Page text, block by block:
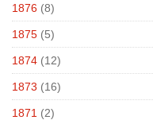
1876 (8)
1875 (5)
1874 (12)
1873 (16)
1871 (2)